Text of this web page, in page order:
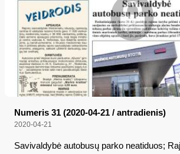
Numeris 31 (2020-04-21 / antradienis)
2020-04-21
Savivaldybė autobusų parko neatiduos;